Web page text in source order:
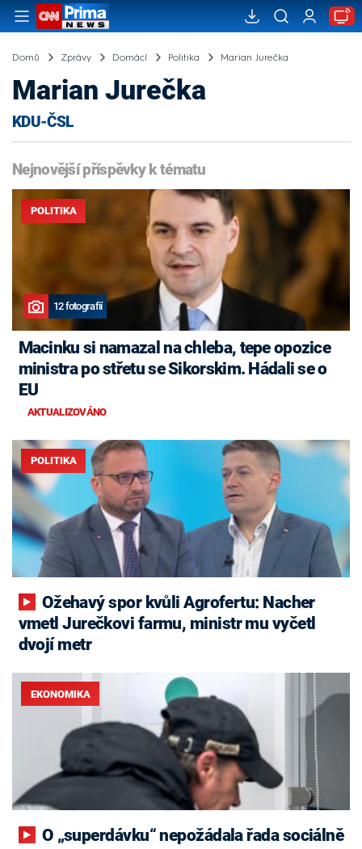
Domů Zprávy Domácí Politika Marian Jurečka
Marian Jurečka
KDU-ČSL
Nejnovější příspěvky k tématu
12 fotografií
Macinku si namazal na chleba, tepe opozice
ministra po střetu se Sikorskim. Hádali se o
EU
AKTUALIZOVÁNO
POLITIKA
POLITIKA
vmetl Jurečkovi farmu, ministr mu vyčetl
dvojí metr
EKONOMIKA